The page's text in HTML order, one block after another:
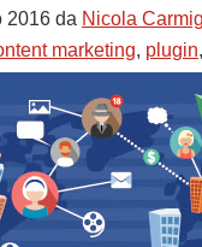
2016 da Nicola
marketing, plugin,